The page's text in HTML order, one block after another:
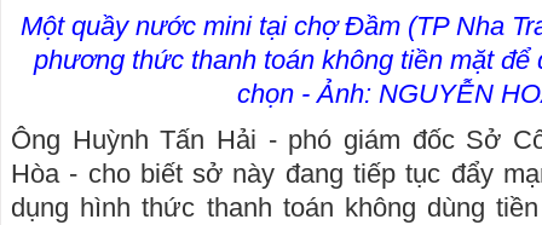
Một quầy nước mini tại chợ Đầm (TP Nha
phương thức thanh toán không tiền mặt để
chọn - Ảnh: NGUYỄN
Ông Huỳnh Tấn Hải - phó giám đốc Sở
Hòa - cho biết sở này đang tiếp tục đẩy
dụng hình thức thanh toán không dùng